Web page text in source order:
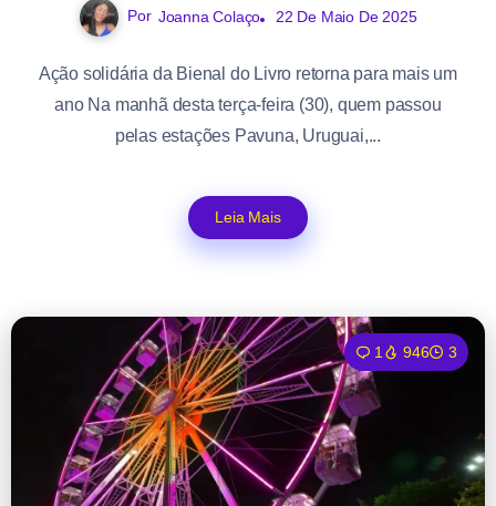
Por Joanna Colaço 22 De Maio De 2025
Ação solidária da Bienal do Livro retorna para mais um
ano Na manhã desta terça-feira (30), quem passou
pelas estações Pavuna, Uruguai,...
Leia Mais
1 946 3